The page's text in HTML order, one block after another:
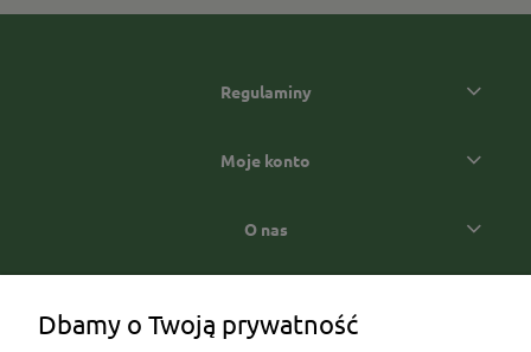
Regulaminy
Moje konto
O nas
Dbamy o Twoją prywatność